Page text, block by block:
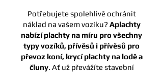
Potřebujete spolehlivě ochránit
náklad na vašem vozíku? Aplachty
nabízí plachty na míru pro všechny
typy vozíků, přívěsů i přívěsů pro
převoz koní, krycí plachty na lodě a
čluny. Ať už převážíte stavební